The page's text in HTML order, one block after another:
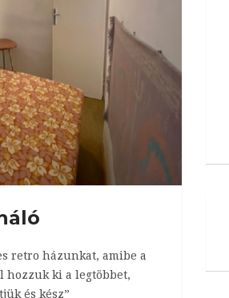
retro házunkat, amibe a
hozzuk ki a legtöbbet,
és kész”